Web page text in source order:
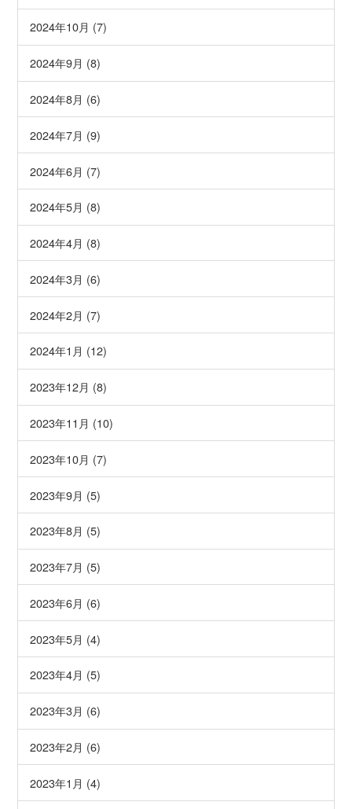
2024年10月 (7)
2024年9月 (8)
2024年8月 (6)
2024年7月 (9)
2024年6月 (7)
2024年5月 (8)
2024年4月 (8)
2024年3月 (6)
2024年2月 (7)
2024年1月 (12)
2023年12月 (8)
2023年11月 (10)
2023年10月 (7)
2023年9月 (5)
2023年8月 (5)
2023年7月 (5)
2023年6月 (6)
2023年5月 (4)
2023年4月 (5)
2023年3月 (6)
2023年2月 (6)
2023年1月 (4)